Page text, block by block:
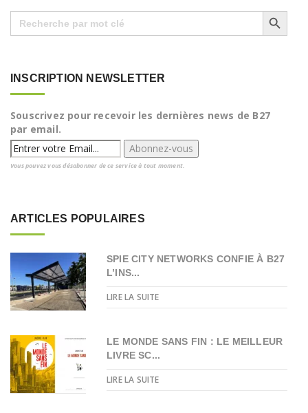
Search
for:
Search Button
INSCRIPTION NEWSLETTER
Souscrivez pour recevoir les dernières news de B27
par email.
Vous pouvez vous désabonner de ce service à tout moment.
ARTICLES POPULAIRES
SPIE CITY NETWORKS CONFIE À B27
L’INS...
LIRE LA SUITE
LE MONDE SANS FIN : LE MEILLEUR
LIVRE SC...
LIRE LA SUITE